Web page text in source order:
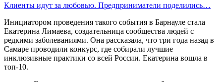
Клиенты идут за любовью. Предприниматели поделились…
Инициатором проведения такого события в Барнауле стала
Екатерина Лимаева, создательница сообщества людей с
редкими заболеваниями. Она рассказала, что три года назад в
Самаре проводили конкурс, где собирали лучшие
инклюзивные практики со всей России. Екатерина вошла в
топ-10.